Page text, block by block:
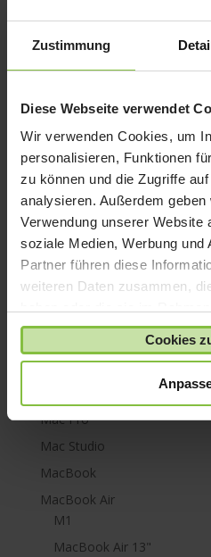
Zustimmung
Diese Webseite verwendet
Wir verwenden Cookies, um
personalisieren, Funktionen
zu können und die Zugriffe
analysieren. Außerdem
Verwendung unserer Website
soziale Medien, Werbung und
Partner führen diese
weiteren Daten zusammen,
gesammelt haben.
Cookies
iPad mini
iPad Pro
iPhone 6
iPhone SE
iPhone X
iPod nano
iPod shuffle
iPod touch
Kabel & Adapter
Kopfhörer
Lightning
Mac Pro
Mac Studio
MacBook
MacBook Air
M1
MacBook Air 13"